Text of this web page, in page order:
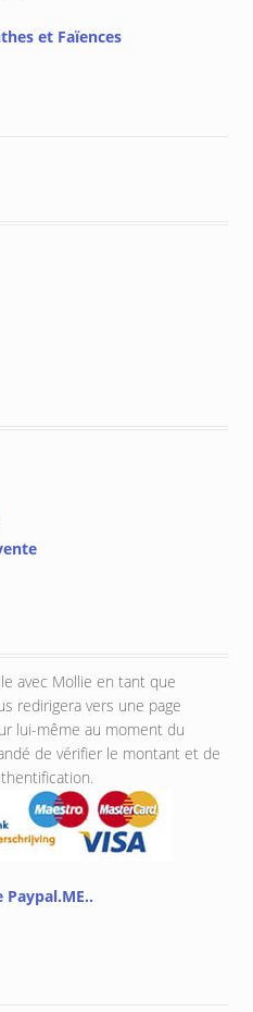
et Faïences
avec Mollie en tant que
redirigera vers une page
lui-même au moment du
de vérifier le montant et de